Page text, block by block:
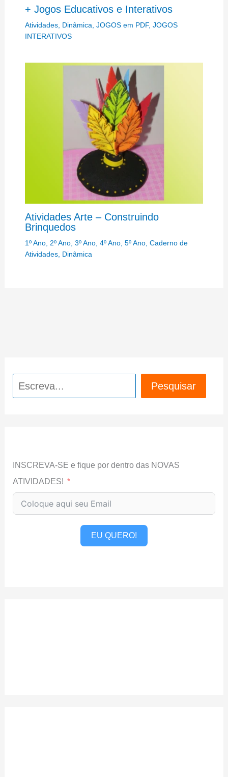
+ Jogos Educativos e Interativos
Atividades, Dinâmica JOGOS em PDF, JOGOS
INTERATIVOS
Atividades Arte – Construindo
Brinquedos
1º Ano, 2º Ano, 3º Ano, 4º Ano, 5º Ano, Caderno de
Atividades, Dinâmica
Pesquisar Pesquisar
INSCREVA-SE e fique por dentro das NOVAS
ATIVIDADES!
EU QUERO!